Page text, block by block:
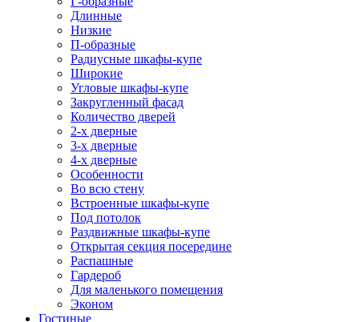
Длинные
Низкие
П-образные
Радиусные шкафы-купе
Широкие
Угловые шкафы-купе
Закругленный фасад
Количество дверей
2-х дверные
3-х дверные
4-х дверные
Особенности
Во всю стену
Встроенные шкафы-купе
Под потолок
Раздвижные шкафы-купе
Открытая секция посередине
Распашные
Гардероб
Для маленького помещения
Эконом
Гостиные